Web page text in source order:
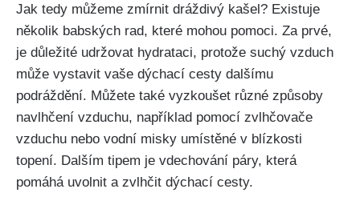
Jak tedy můžeme zmírnit dráždivý kašel? Existuje
několik babských ​rad, které ‌mohou pomoci.⁣ Za prvé,
je důležité udržovat hydrataci, protože suchý‍ vzduch
může​ vystavit vaše dýchací cesty‍ dalšímu
podráždění. ‌Můžete také vyzkoušet různé ‍způsoby
navlhčení vzduchu, například pomocí zvlhčovače‌
vzduchu nebo vodní misky umístěné v blízkosti
topení. Dalším ‌tipem ‍je vdechování páry,‍ která
pomáhá uvolnit a zvlhčit dýchací cesty.